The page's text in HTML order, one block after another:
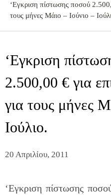
‘Εγκριση πίστωσης ποσού
τους μήνες Μάιο – Ιούνιο –
‘Εγκριση
2.500,00 € για
για τους μήνες
Ιούλιο.
20 Απριλίου, 2011
‘Εγκριση πίστωσης